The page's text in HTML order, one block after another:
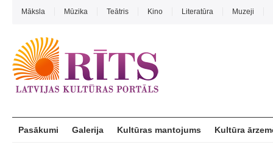
Māksla Mūzika Teātris Kino Literatūra Muzeji
Pasākumi Galerija Kultūras mantojums Kultūra